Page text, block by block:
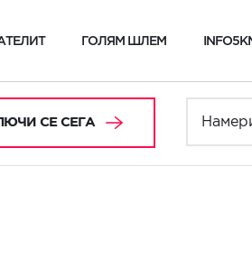
ГОЛЯМ ШЛЕМ
СЕ СЕГА